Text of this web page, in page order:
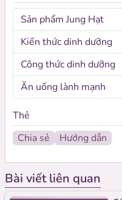
Sản phẩm Jung Hạt
Kiến thức dinh dưỡng
Công thức dinh dưỡng
Ăn uống lành mạnh
Thẻ
Chia sẻ
Hướng dẫn
Sản phẩm liên quan
Bài viết liên quan